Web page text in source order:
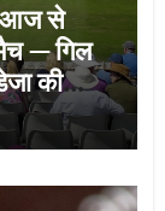
आज से
— गिल
की